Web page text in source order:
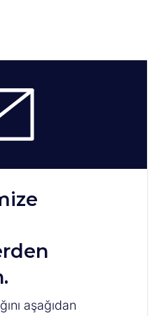
aşağıdan